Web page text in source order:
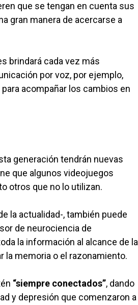
que se tengan en cuenta sus
gran manera de acercarse a
brindará cada vez más
por voz, por ejemplo,
acompañar los cambios en
generación tendrán nuevas
que algunos videojuegos
otros que no lo utilizan.
la actualidad-, también puede
de neurociencia de
la información al alcance de la
la memoria o el razonamiento.
“siempre conectados”, dando
y depresión que comenzaron a